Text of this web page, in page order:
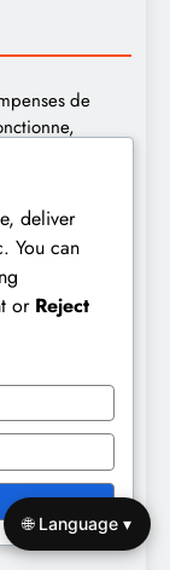
de
de
Nouvelles
des
pour les prix
analyse
des joueurs
deliver
You can
or Reject
🌐 Language ▾